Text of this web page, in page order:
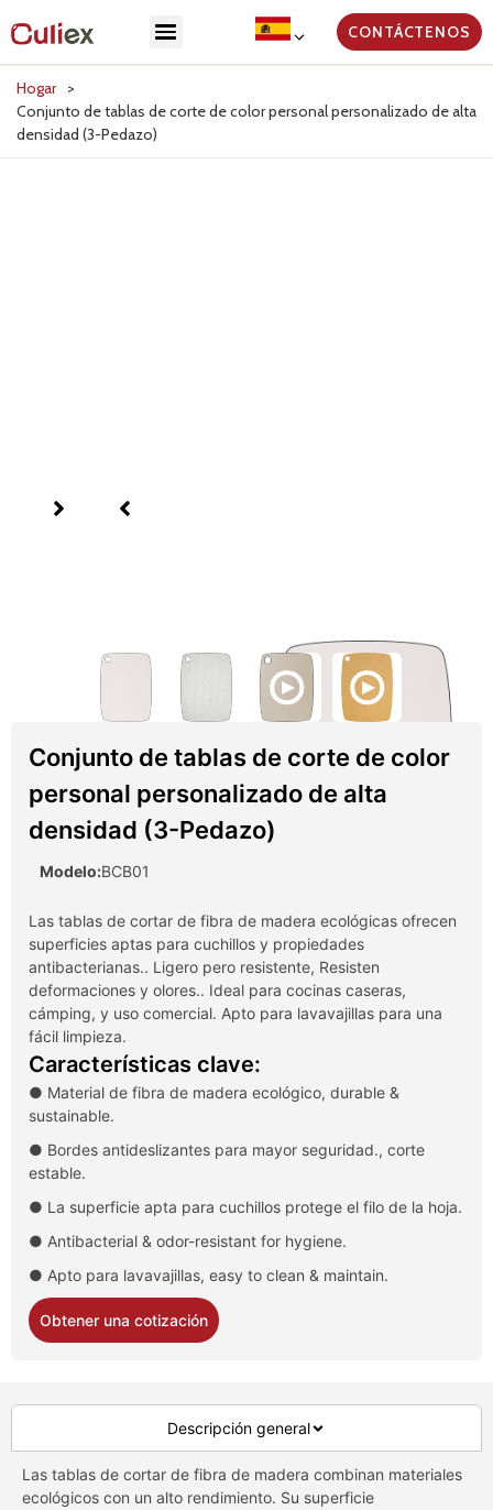
CONTÁCTENOS
Hogar
>
Conjunto de tablas de corte de color personal personalizado de alta
densidad (3-Pedazo)
Conjunto de tablas de corte de color
personal personalizado de alta
densidad (3-Pedazo)
Modelo:BCB01
Las tablas de cortar de fibra de madera ecológicas ofrecen
superficies aptas para cuchillos y propiedades
antibacterianas.. Ligero pero resistente, Resisten
deformaciones y olores.. Ideal para cocinas caseras,
cámping, y uso comercial. Apto para lavavajillas para una
fácil limpieza.
Características clave:
● Material de fibra de madera ecológico, durable &
sustainable.
● Bordes antideslizantes para mayor seguridad., corte
estable.
● La superficie apta para cuchillos protege el filo de la hoja.
● Antibacterial & odor-resistant for hygiene.
● Apto para lavavajillas, easy to clean & maintain.
Obtener una cotización
Descripción general
Las tablas de cortar de fibra de madera combinan materiales
ecológicos con un alto rendimiento. Su superficie